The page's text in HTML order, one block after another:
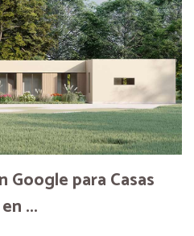
para Casas
...